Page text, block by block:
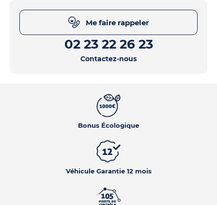
Bonus Écologique
Véhicule Garantie 12 mois
Me faire rappeler
02 23 22 26 23
Contactez-nous